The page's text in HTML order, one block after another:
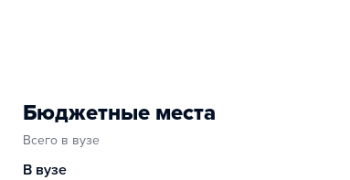
Бюджетные места
Всего в вузе
В вузе